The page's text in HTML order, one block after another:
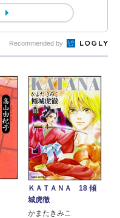
Recommended by
ＫＡＴＡＮＡ 18 傾
城虎徹
かまたきみこ